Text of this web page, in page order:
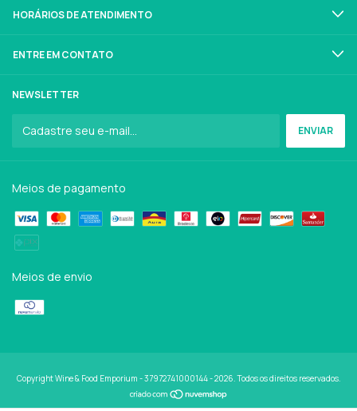
HORÁRIOS DE ATENDIMENTO
ENTRE EM CONTATO
NEWSLETTER
Meios de pagamento
Meios de envio
Copyright Wine & Food Emporium - 37972741000144 - 2026. Todos os direitos reservados.